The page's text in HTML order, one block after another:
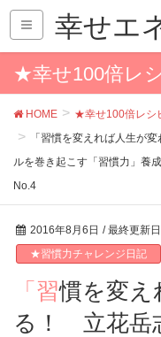
幸せエ
★幸せ100倍レ
HOME ★幸せ100倍レシ
「習慣を変えれば人生が
ルを巻き起こす「習慣力」
No.4
2016年8月6日 / 最終更新
★習慣力チャレンジ日記
「習慣を変えれば人生が変わ
る！ 立花岳